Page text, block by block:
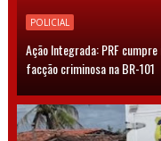
POLICIAL
Ação Integrada: PRF
facção criminosa na BR-101